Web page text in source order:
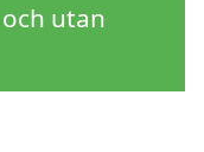
utan